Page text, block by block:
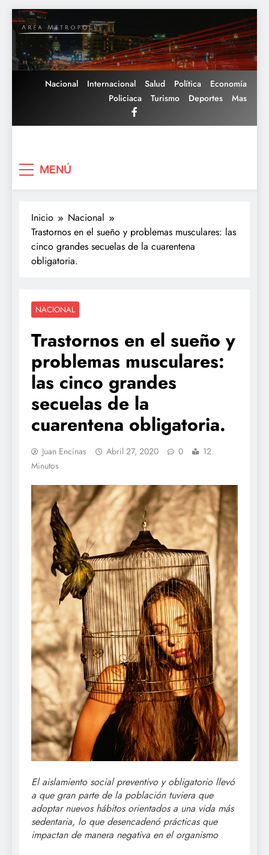
Saltar
al
contenido
Nacional Internacional Salud Política
Economía
Policiaca
Turismo Deportes Mas
MENÚ
Inicio
Nacional
Trastornos en el sueño y problemas musculares: las
cinco grandes secuelas de la cuarentena
obligatoria.
NACIONAL
Trastornos en el sueño y
problemas musculares:
las cinco grandes
secuelas de la
cuarentena obligatoria.
Juan Encinas Abril 27, 2020 0
12
Minutos
El aislamiento social preventivo y obligatorio llevó
a que gran parte de la población tuviera que
adoptar nuevos hábitos orientados a una vida más
sedentaria, lo que desencadenó prácticas que
impactan de manera negativa en el organismo